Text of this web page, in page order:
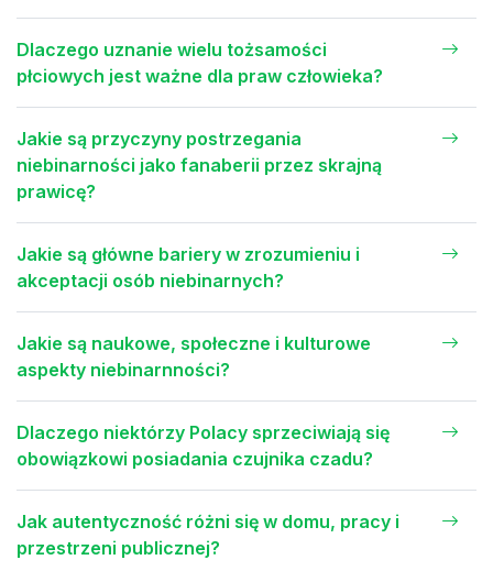
Dlaczego uznanie wielu tożsamości
płciowych jest ważne dla praw człowieka?
Jakie są przyczyny postrzegania
niebinarności jako fanaberii przez skrajną
prawicę?
Jakie są główne bariery w zrozumieniu i
akceptacji osób niebinarnych?
Jakie są naukowe, społeczne i kulturowe
aspekty niebinarnności?
Dlaczego niektórzy Polacy sprzeciwiają się
obowiązkowi posiadania czujnika czadu?
Jak autentyczność różni się w domu, pracy i
przestrzeni publicznej?